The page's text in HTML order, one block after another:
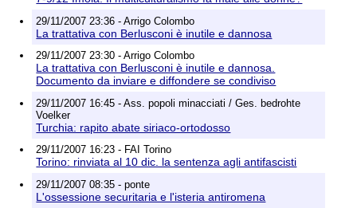
Richieste di rimozione
29/11/2007 23:36 - Arrigo Colombo
La trattativa con Berlusconi è inutile e dannosa
29/11/2007 23:30 - Arrigo Colombo
La trattativa con Berlusconi è inutile e dannosa.
Documento da inviare e diffondere se condiviso
29/11/2007 16:45 - Ass. popoli minacciati / Ges. bedrohte
Voelker
Turchia: rapito abate siriaco-ortodosso
29/11/2007 16:23 - FAI Torino
Torino: rinviata al 10 dic. la sentenza agli antifascisti
29/11/2007 08:35 - ponte
L'ossessione securitaria e l'isteria antiromena